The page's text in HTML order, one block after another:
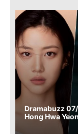
Dramabuzz
Hong Hwa Yeon